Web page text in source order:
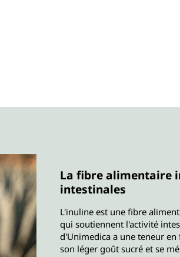
La fibre alimentaire
intestinales
L'inuline est une fibre
qui soutiennent l'activité
d'Unimedica a une teneur
son léger goût sucré et se